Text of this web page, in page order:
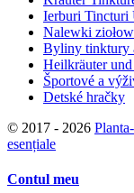
Ierburi Tincturi
Nalewki
Byliny tinktury
Heilkräuter
Športové a
Detské hračky
© 2017 - 2026
esențiale
Contul meu